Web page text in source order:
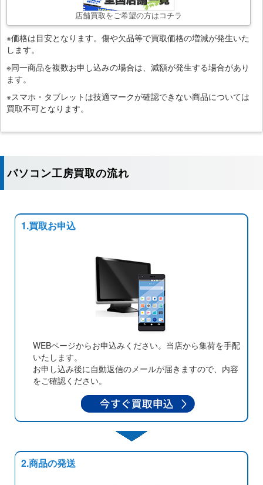
店舗買取をご希望の方はコチラ
※価格は目安となります。傷や欠品等で買取価格の増減が発生いた
します。
※同一商品を複数お申し込みの場合は、減額が発生する場合があり
ます。
※スマホ・タブレットは技適マークが確認できない商品については
買取不可となります。
パソコン工房買取の流れ
1.買取お申込
WEBページからお申込みください。当店から集荷を手配
いたします。
お申し込み後に自動返信のメールが届きますので、内容
をご確認ください。
2.商品の発送